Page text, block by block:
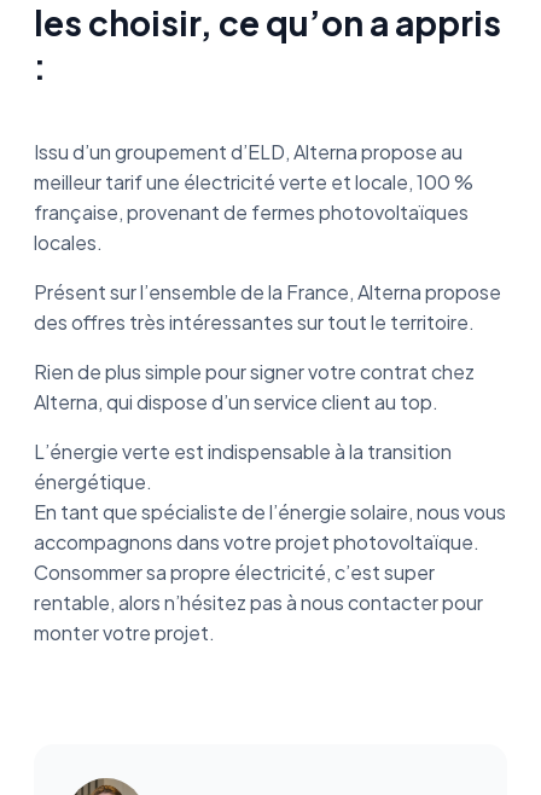
les choisir, ce qu’on a appris
:
Issu d’un groupement d’ELD, Alterna propose au
meilleur tarif une électricité verte et locale, 100 %
française, provenant de fermes photovoltaïques
locales.
Présent sur l’ensemble de la France, Alterna propose
des offres très intéressantes sur tout le territoire.
Rien de plus simple pour signer votre contrat chez
Alterna, qui dispose d’un service client au top.
L’énergie verte est indispensable à la transition
énergétique.
En tant que spécialiste de l’énergie solaire, nous vous
accompagnons dans votre projet photovoltaïque.
Consommer sa propre électricité, c’est super
rentable, alors n’hésitez pas à nous contacter pour
monter votre projet.